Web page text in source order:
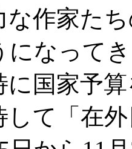
な作家た
になって
に国家予
して「在